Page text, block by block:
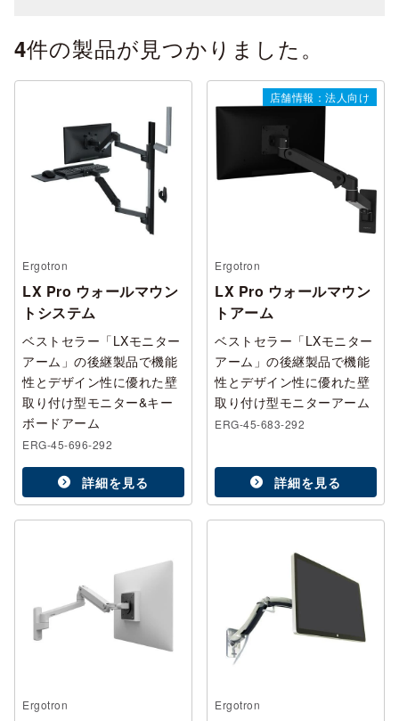
4件の製品が見つかりました。
Ergotron
LX Pro ウォールマウン
トシステム
ベストセラー「LXモニター
アーム」の後継製品で機能
性とデザイン性に優れた壁
取り付け型モニター&キー
ボードアーム
ERG-45-696-292
詳細を見る
店舗情報：法人向け
Ergotron
LX Pro ウォールマウン
トアーム
ベストセラー「LXモニター
アーム」の後継製品で機能
性とデザイン性に優れた壁
取り付け型モニターアーム
ERG-45-683-292
詳細を見る
Ergotron Ergotron